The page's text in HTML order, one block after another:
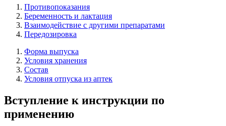
Противопоказания
Беременность и лактация
Взаимодействие с другими препаратами
Передозировка
Форма выпуска
Условия хранения
Состав
Условия отпуска из аптек
Вступление к инструкции по
применению